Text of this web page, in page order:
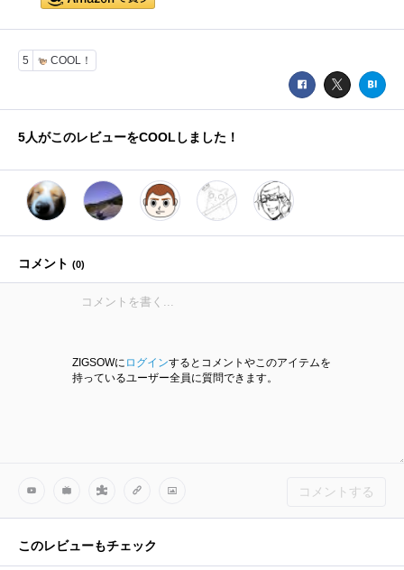
5 COOL！
5人がこのレビューをCOOLしました！
コメント (0)
ZIGSOWに ログインするとコメントやこのアイテムを
持っているユーザー全員に質問できます。
コメントする
このレビューもチェック